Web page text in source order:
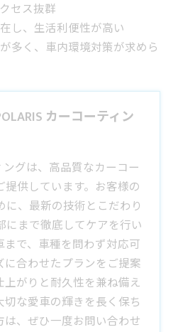
セス抜群
し、生活利便性が高い
多く、車内環境対策が求めら
カーコーティン
ングは、高品質なカーコー
供しています。お客様の
、最新の技術とこだわり
にまで徹底してケアを行い
まで、車種を問わず対応可
に合わせたプランをご提案
上がりと耐久性を兼ね備え
な愛車の輝きを長く保ち
は、ぜひ一度お問い合わせ